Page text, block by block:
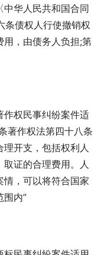
华人民共和国合同
条债权人行使撤销权
用，由债务人负担;第
作权民事纠纷案件适
著作权法第四十八条
开支，包括权利人
证的合理费用。人
情，可以将符合国家
围内”